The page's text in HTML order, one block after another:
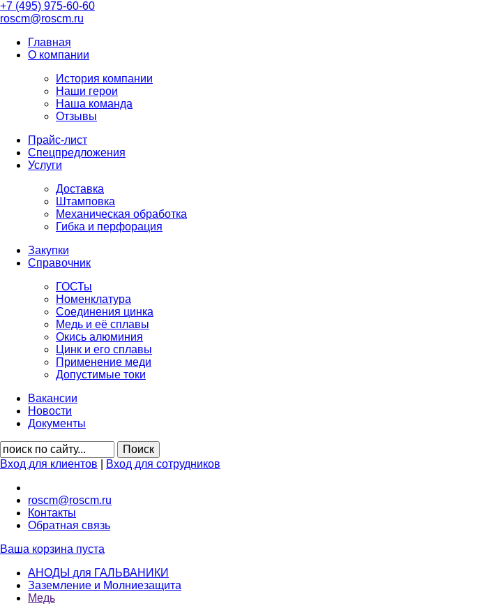
+7 (495) 975-60-60
roscm@roscm.ru
Главная
О компании
История компании
Наши герои
Наша команда
Отзывы
Прайс-лист
Спецпредложения
Услуги
Доставка
Штамповка
Механическая обработка
Гибка и перфорация
Закупки
Справочник
ГОСТы
Номенклатура
Соединения цинка
Медь и её сплавы
Окись алюминия
Цинк и его сплавы
Применение меди
Допустимые токи
Вакансии
Новости
Документы
Вход для клиентов Вход для сотрудников
roscm@roscm.ru
Контакты
Обратная связь
Ваша корзина пуста
АНОДЫ для ГАЛЬВАНИКИ
Заземление и Молниезащита
Медь